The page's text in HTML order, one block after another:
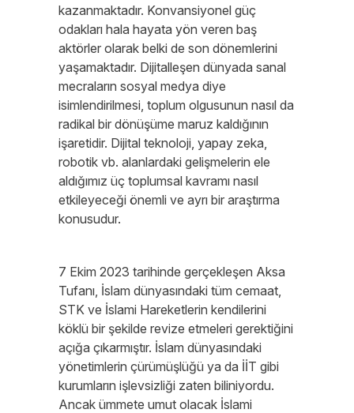
kazanmaktadır. Konvansiyonel güç
odakları hala hayata yön veren baş
aktörler olarak belki de son dönemlerini
yaşamaktadır. Dijitalleşen dünyada sanal
mecraların sosyal medya diye
isimlendirilmesi, toplum olgusunun nasıl da
radikal bir dönüşüme maruz kaldığının
işaretidir. Dijital teknoloji, yapay zeka,
robotik vb. alanlardaki gelişmelerin ele
aldığımız üç toplumsal kavramı nasıl
etkileyeceği önemli ve ayrı bir araştırma
konusudur.
7 Ekim 2023 tarihinde gerçekleşen Aksa
Tufanı, İslam dünyasındaki tüm cemaat,
STK ve İslami Hareketlerin kendilerini
köklü bir şekilde revize etmeleri gerektiğini
açığa çıkarmıştır. İslam dünyasındaki
yönetimlerin çürümüşlüğü ya da İİT gibi
kurumların işlevsizliği zaten biliniyordu.
Ancak ümmete umut olacak İslami